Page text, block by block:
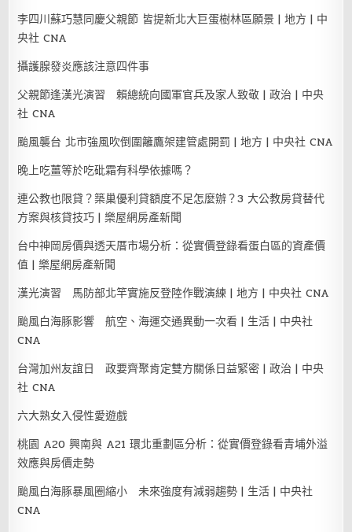
李四川蘇巧慧同慶父親節 皆提新北大巨蛋樹林區願景 | 地方 | 中
央社 CNA
攝護腺發炎應該注意四件事
父親節逢漢光演習 賴總統向國軍官兵及家人致敬 | 政治 | 中央
社 CNA
颱風襲台 北市強風吹倒圍籬鷹架建管處開罰 | 地方 | 中央社 CNA
晚上吃薑等於吃砒霜有科學依據嗎？
連公教也限貸？築巢優利貸額度不足怎麼辦？3 大公教房貸替代
方案與核貸技巧 | 樂屋網房產新聞
台中神岡房價與透天厝市場分析：從實價登錄看蛋白區的資產價
值 | 樂屋網房產新聞
漢光演習 馬防部北竿實施反登陸作戰演練 | 地方 | 中央社 CNA
颱風白海豚影響 航空、海運交通異動一次看 | 生活 | 中央社
CNA
台灣加州友誼日 政要齊聚肯定雙方關係日益緊密 | 政治 | 中央
社 CNA
六大熟女入侵性愛遊戲
桃園 A20 興南與 A21 環北重劃區分析：從實價登錄看青埔外溢
效應與房價走勢
颱風白海豚暴風圈縮小 未來強度有減弱趨勢 | 生活 | 中央社
CNA